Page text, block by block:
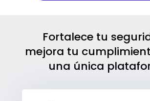
Fortalece tu
mejora tu
una única